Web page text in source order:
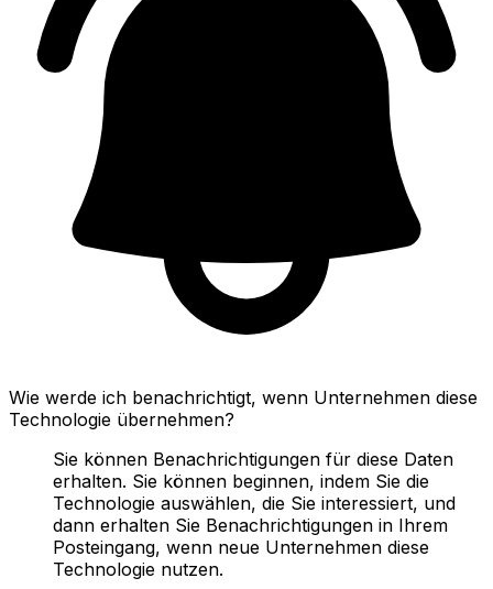
Wie werde ich benachrichtigt, wenn Unternehmen diese
Technologie übernehmen?
Sie können Benachrichtigungen für diese Daten
erhalten. Sie können beginnen, indem Sie die
Technologie auswählen, die Sie interessiert, und
dann erhalten Sie Benachrichtigungen in Ihrem
Posteingang, wenn neue Unternehmen diese
Technologie nutzen.